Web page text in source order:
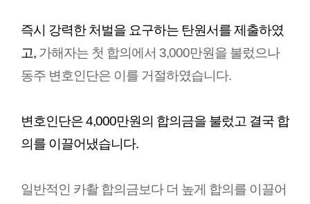
즉시 강력한 처벌을 요구하는 탄원서를 제출하였
고, 가해자는 첫 합의에서 3,000만원을 불렀으나
동주 변호인단은 이를 거절하였습니다.
변호인단은 4,000만원의 합의금을 불렀고 결국 합
의를 이끌어냈습니다.
일반적인 카촬 합의금보다 더 높게 합의를 이끌어